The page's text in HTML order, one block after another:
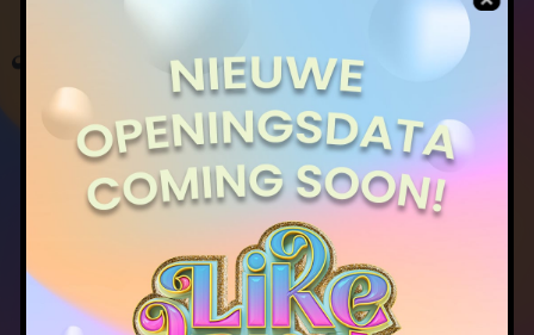
Copyright 2026 Likeland. Alle rechten voorbehouden.
Website doorMoonly.
Inspiratie Kinderfeestjes Bezoek ons FAQ Horeca